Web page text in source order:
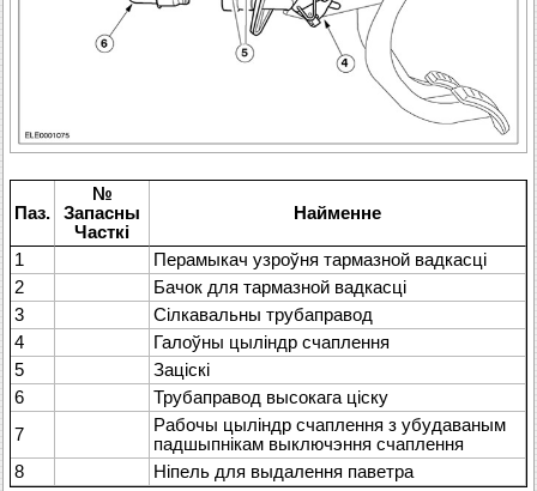
Паз.
№
Запасны
Часткі
Найменне
1
Перамыкач узроўня тармазной вадкасці
2
Бачок для тармазной вадкасці
3
Сілкавальны трубаправод
4
Галоўны цыліндр счаплення
5
Заціскі
6
Трубаправод высокага ціску
7
Рабочы цыліндр счаплення з убудаваным
падшыпнікам выключэння счаплення
8
Ніпель для выдалення паветра